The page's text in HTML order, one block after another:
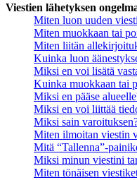
Viestien lähetyksen
Miten luon uuden
Miten muokkaan tai
Miten liitän
Kuinka luon
Miksi en voi lisätä
Kuinka muokkaan tai
Miksi en pääse
Miksi en voi liittää
Miksi sain
Miten ilmoitan viestin
Mitä “Tallenna”-
Miksi minun viestini
Miten tönäisen